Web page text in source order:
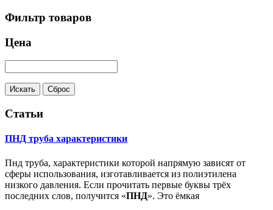
Фильтр товаров
Цена
Статьи
ПНД труба характеристики
Пнд труба, характеристики которой напрямую зависят от
сферы использования, изготавливается из полиэтилена
низкого давления. Если прочитать первые буквы трёх
последних слов, получится «ПНД». Это ёмкая